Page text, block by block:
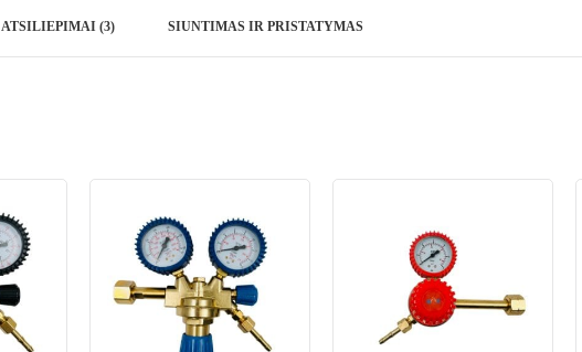
ATSILIEPIMAI (3) SIUNTIMAS IR PRISTATYMAS